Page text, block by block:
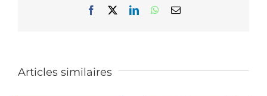
Facebook LinkedInWhatsApp
Email
Articles similaires